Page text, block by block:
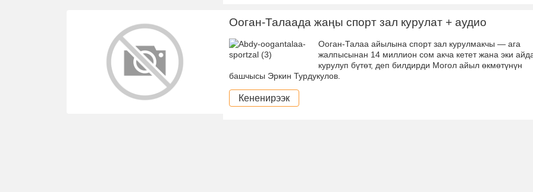
Ооган-Талаада жаңы спорт зал курулат + аудио
Ооган-Талаа айылына спорт зал курулмакчы — ага
жалпысынан 14 миллион сом акча кетет жана эки
курулуп бүтөт, деп билдирди Могол айыл өкмөтүнүн
башчысы Эркин Турдукулов.
Кененирээк